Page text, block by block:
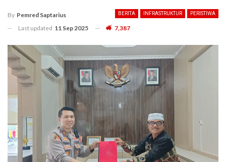
BERITA INFRASTRUKTUR PERISTIWA
By Pemred Saptarius
Last updated 11 Sep 2025 7,387